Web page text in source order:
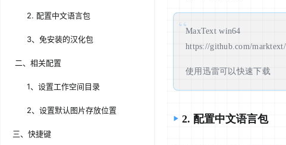
2. 配置中文语言包
3、免安装的汉化包
二、相关配置
1、设置工作空间目录
2、设置默认图片存放位置
三、快捷键
MaxText win64
https://github.com/
使用迅雷可以快速下载
2. 配置中文语言包